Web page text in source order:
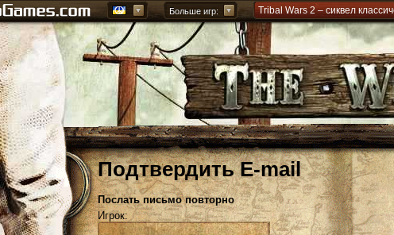
Больше игр: Tribal Wars 2 – сиквел
Forge of Empires – стратегия
Grepolis – постройте свою
Греции
Подтвердить E-mail
Послать письмо повторно
Игрок: